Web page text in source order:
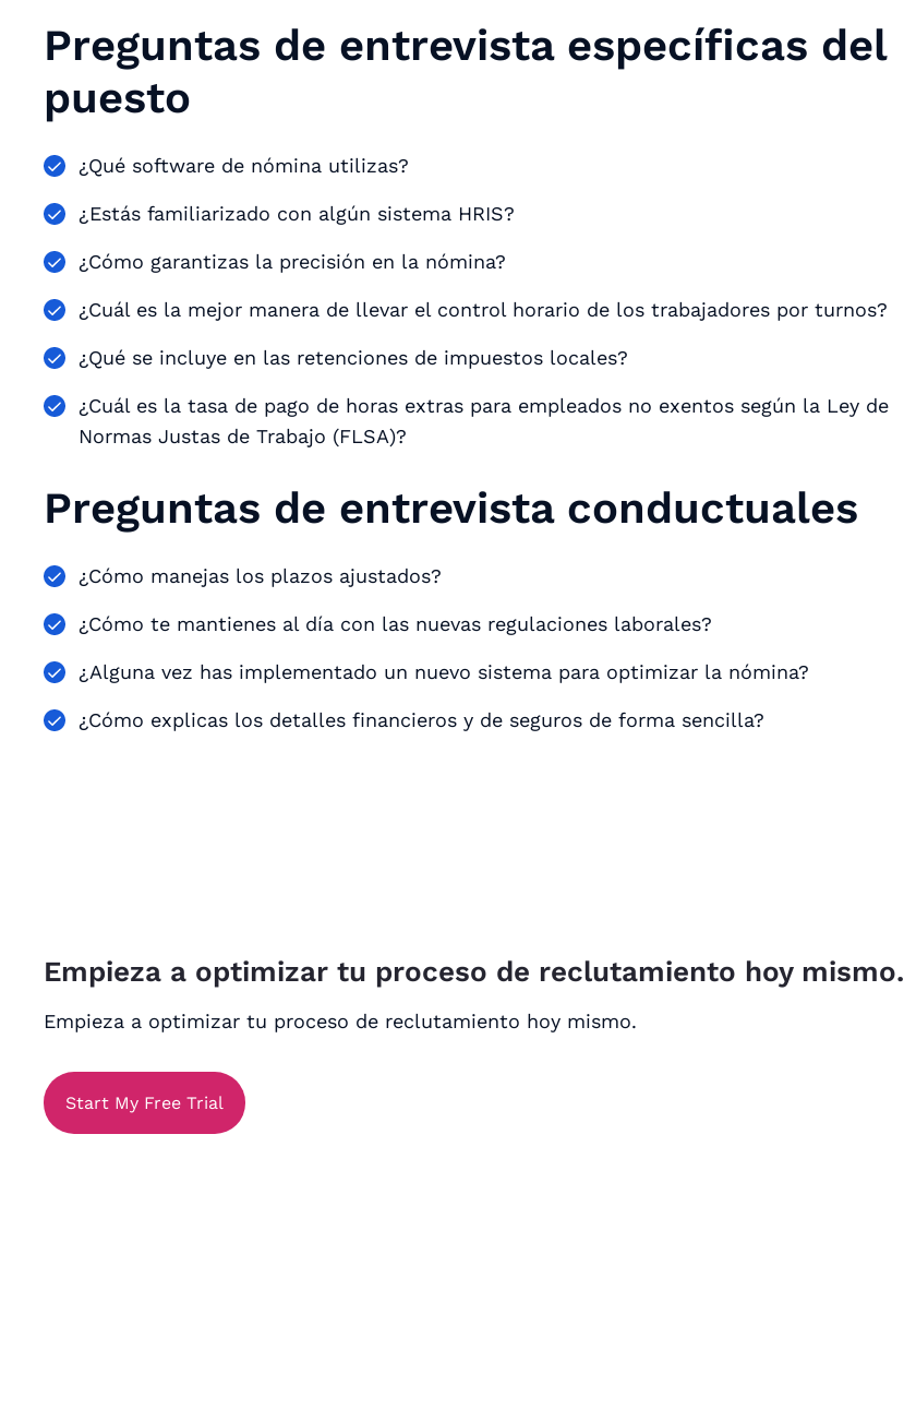
Preguntas de entrevista específicas del
puesto
¿Qué software de nómina utilizas?
¿Estás familiarizado con algún sistema HRIS?
¿Cómo garantizas la precisión en la nómina?
¿Cuál es la mejor manera de llevar el control horario de los trabajadores por turnos?
¿Qué se incluye en las retenciones de impuestos locales?
¿Cuál es la tasa de pago de horas extras para empleados no exentos según la Ley de
Normas Justas de Trabajo (FLSA)?
Preguntas de entrevista conductuales
¿Cómo manejas los plazos ajustados?
¿Cómo te mantienes al día con las nuevas regulaciones laborales?
¿Alguna vez has implementado un nuevo sistema para optimizar la nómina?
¿Cómo explicas los detalles financieros y de seguros de forma sencilla?
Empieza a optimizar tu proceso de reclutamiento hoy mismo.
Empieza a optimizar tu proceso de reclutamiento hoy mismo.
Start My Free Trial